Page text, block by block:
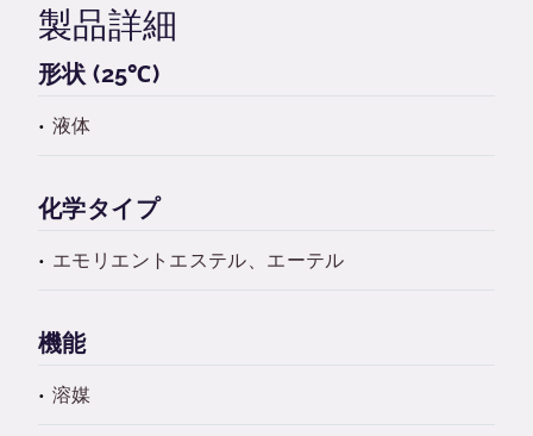
製品詳細
形状 (25℃)
液体
化学タイプ
エモリエントエステル、エーテル
機能
溶媒